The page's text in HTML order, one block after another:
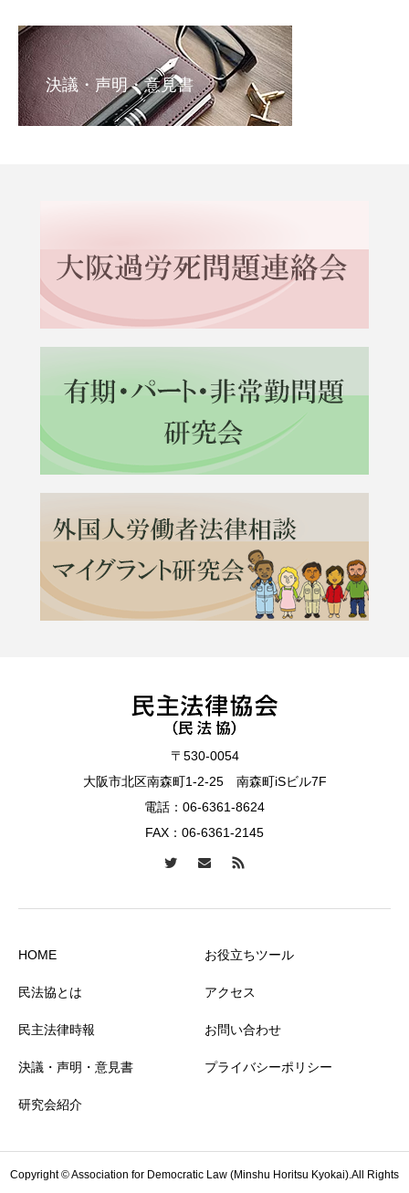
決議・声明・意見書
〒530-0054
大阪市北区南森町1-2-25 南森町iSビル7F
電話： 06-6361-8624
FAX：06-6361-2145
HOME
民法協とは
民主法律時報
決議・声明・意見書
研究会紹介
お役立ちツール
アクセス
お問い合わせ
プライバシーポリシー
Copyright © Association for Democratic Law (Minshu Horitsu Kyokai).All Rights